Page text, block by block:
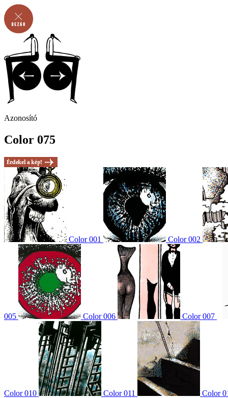
Azonosító
Color 075
Color 001 Color 002
005 Color 006 Color 007
Color 010 Color 011 Color